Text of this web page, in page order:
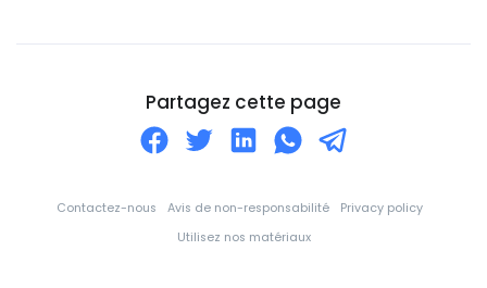
Croatie
Partagez cette page
Contactez-nous Avis de non-responsabilité
Privacy policy
Utilisez nos matériaux